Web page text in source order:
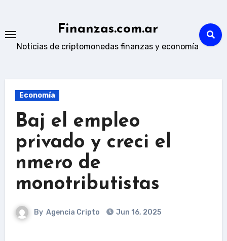
content
Finanzas.com.ar
Noticias de criptomonedas finanzas y economía
Economía
Baj el empleo
privado y creci el
nmero de
monotributistas
By Agencia Cripto Jun 16, 2025